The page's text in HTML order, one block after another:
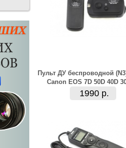
Пульт ДУ беспроводной
Canon EOS 7D 50D 40D
1990 р.